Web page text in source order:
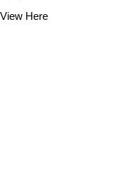
View Here